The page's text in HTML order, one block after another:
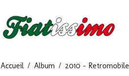
Accueil Album 2010 -